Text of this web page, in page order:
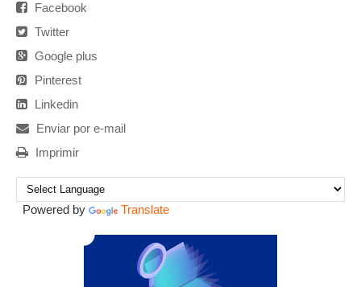
Facebook
Twitter
Google plus
Pinterest
Linkedin
Enviar por e-mail
Imprimir
Powered by Translate